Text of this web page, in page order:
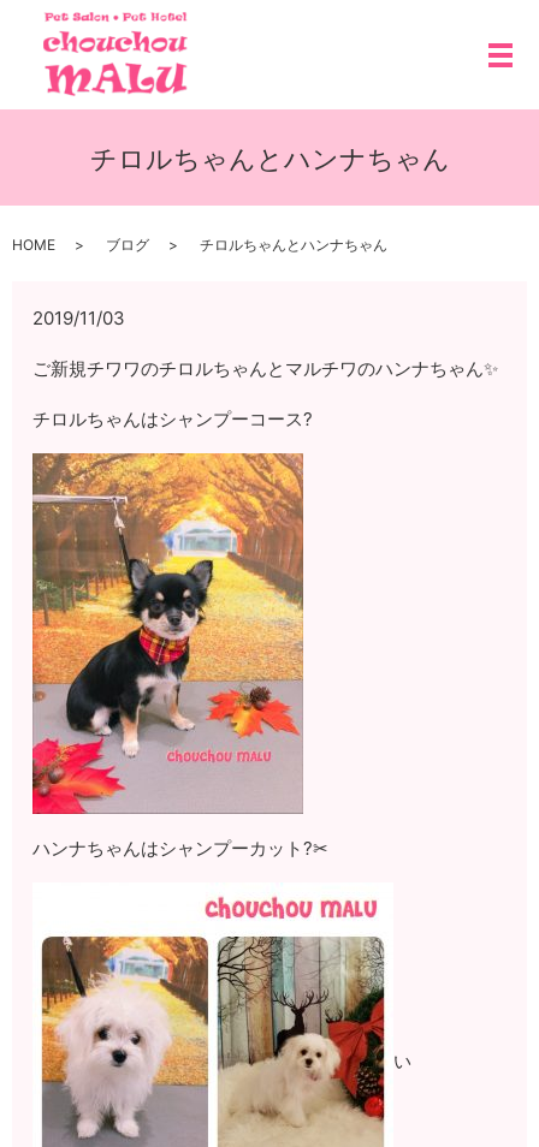
メ
チロルちゃんとハンナちゃん
HOME ブログ チロルちゃんとハンナちゃん
2019/11/03
ご新規チワワのチロルちゃんとマルチワのハンナちゃん✨
チロルちゃんはシャンプーコース?
ハンナちゃんはシャンプーカット?✂
い